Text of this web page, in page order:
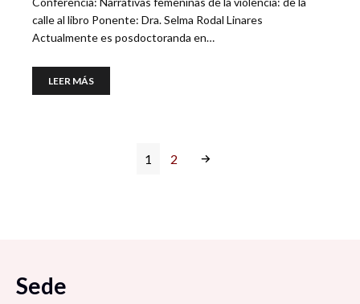
calle al libro Ponente: Dra. Selma Rodal Linares
Actualmente es posdoctoranda en…
LEER MÁS
1 2
Sede